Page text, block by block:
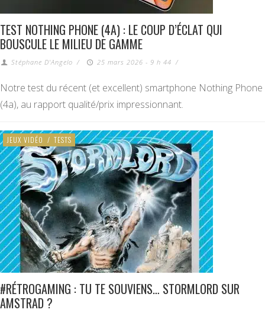
TEST NOTHING PHONE (4A) : LE COUP D’ÉCLAT QUI
BOUSCULE LE MILIEU DE GAMME
Stéphane D'Angelo / 25 mars 2026 - 9 h 44 /
Notre test du récent (et excellent) smartphone Nothing Phone
(4a), au rapport qualité/prix impressionnant.
JEUX VIDÉO / TESTS
#RÉTROGAMING : TU TE SOUVIENS… STORMLORD SUR
AMSTRAD ?